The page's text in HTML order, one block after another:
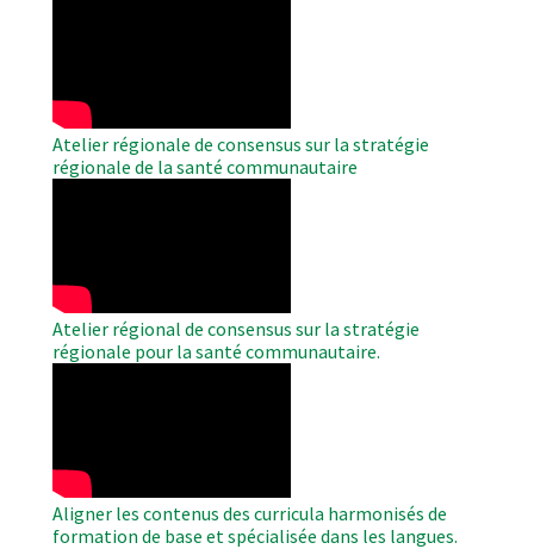
Atelier régionale de consensus sur la stratégie
régionale de la santé communautaire
Atelier régional de consensus sur la stratégie
régionale pour la santé communautaire.
Aligner les contenus des curricula harmonisés de
formation de base et spécialisée dans les langues.